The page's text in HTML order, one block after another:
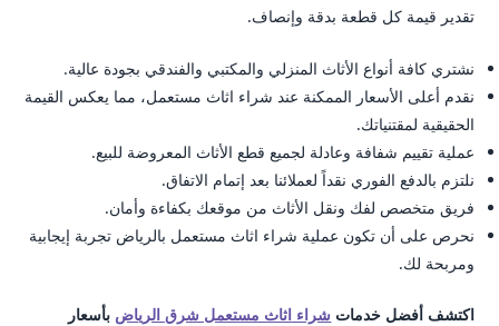
تقدير قيمة كل قطعة بدقة وإنصاف.
نشتري كافة أنواع الأثاث المنزلي والمكتبي والفندقي بجودة عالية.
نقدم أعلى الأسعار الممكنة عند شراء اثاث مستعمل، مما يعكس القيمة
الحقيقية لمقتنياتك.
عملية تقييم شفافة وعادلة لجميع قطع الأثاث المعروضة للبيع.
نلتزم بالدفع الفوري نقداً لعملائنا بعد إتمام الاتفاق.
فريق متخصص لفك ونقل الأثاث من موقعك بكفاءة وأمان.
نحرص على أن تكون عملية شراء اثاث مستعمل بالرياض تجربة إيجابية
ومربحة لك.
اكتشف أفضل خدمات شراء اثاث مستعمل شرق الرياض بأسعار